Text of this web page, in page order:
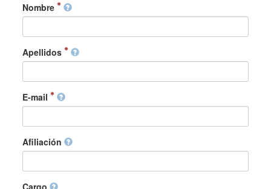
Nombre
Apellidos
E-mail
Afiliación
Cargo